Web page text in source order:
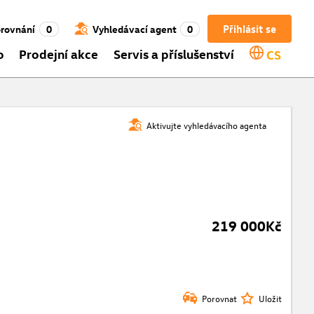
Přihlásit se
0 Vyhledávací agent 0
Prodejní akce Servis a příslušenství CS
Aktivujte vyhledávacího agenta
219 000Kč
Porovnat Uložit